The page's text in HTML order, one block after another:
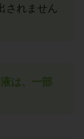
されません
は、一部